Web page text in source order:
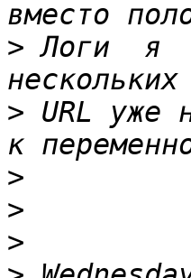
> Логи  я
> URL уже
>
>
>